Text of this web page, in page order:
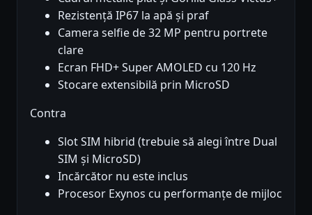
Rezistență IP67 la apă și praf
Camera selfie de 32 MP pentru portrete
clare
Ecran FHD+ Super AMOLED cu 120 Hz
Stocare extensibilă prin MicroSD
Contra
Slot SIM hibrid (trebuie să alegi între Dual
SIM și MicroSD)
Incărcător nu este inclus
Procesor Exynos cu performanțe de mijloc